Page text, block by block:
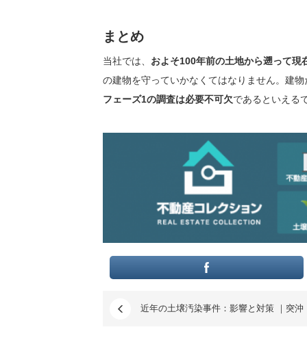
まとめ
当社では、 およそ100年前の土地から遡って現
の建物を守っていかなくてはなりません。建
フェーズ1の調査は必要不可欠であるといえる
近年の土壌汚染事件：影響と対策 ｜突沖